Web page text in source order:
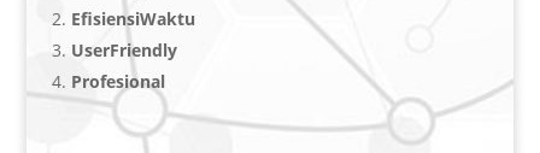
EfsiensiWaktu
UserFriendly
Profesional